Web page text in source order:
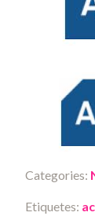
Categories:
Etiquetes: